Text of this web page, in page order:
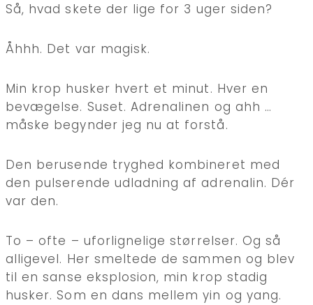
Så, hvad skete der lige for 3 uger siden?
Åhhh. Det var magisk.
Min krop husker hvert et minut. Hver en
bevægelse. Suset. Adrenalinen og ahh …
måske begynder jeg nu at forstå.
Den berusende tryghed kombineret med
den pulserende udladning af adrenalin. Dér
var den.
To – ofte – uforlignelige størrelser. Og så
alligevel. Her smeltede de sammen og blev
til en sanse eksplosion, min krop stadig
husker. Som en dans mellem yin og yang.